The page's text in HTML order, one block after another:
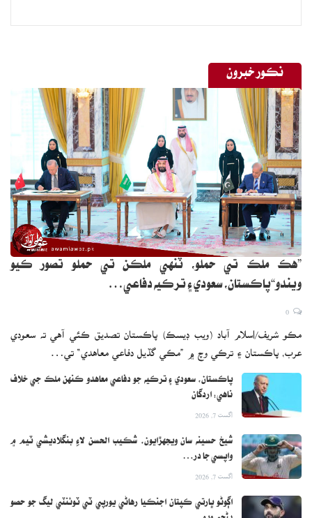
نڪور خبرون
”هڪ ملڪ تي حملو، ٽنهي ملڪن تي حملو تصور ڪيو
ويندو“پاڪستان، سعودي ۽ ترڪيه دفاعي…
مڪو شريف/اسلام آباد (ويب ڊيسڪ) پاڪستان تصديق ڪئي آهي ته سعودي
عرب، پاڪستان ۽ ترڪي وچ ۾ ”مڪي گڏيل دفاعي معاهدي“ تي…
پاڪستان، سعودي ۽ ترڪيه جو دفاعي معاهدو ڪنهن ملڪ جي خلاف
ناهي: اردگان
اگست 7, 2026
شيخ حسينه سان ويجهڙايون، شڪيب الحسن لاءِ بنگلاديشي ٽيم ۾
واپسي جا در…
اگست 7, 2026
اڳوڻو ڀارتي ڪپتان اجنڪيا رهاڻي يورپي ٽي ٽوئنٽي ليگ جو حصو